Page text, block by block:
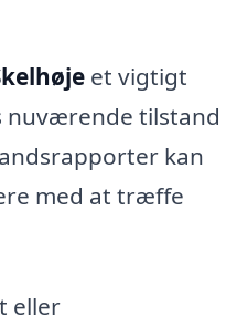
et vigtigt
nuværende tilstand
kan
med at træffe
eller